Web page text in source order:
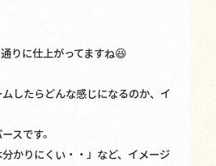
りに仕上がってますね😆
したらどんな感じになるのか、イ
スです。
分かりにくい・・」など、イメージ